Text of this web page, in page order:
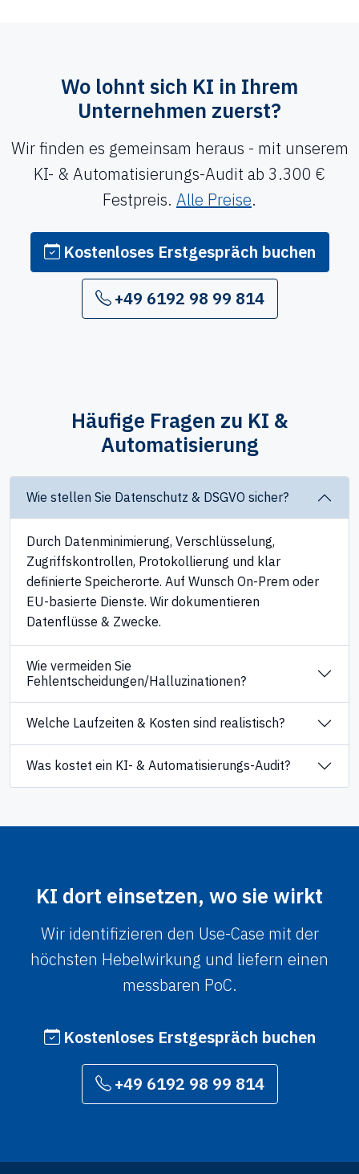
Wo lohnt sich KI in Ihrem
Unternehmen zuerst?
Wir finden es gemeinsam heraus - mit unserem
KI- & Automatisierungs-Audit ab 3.300 €
Festpreis. Alle Preise.
Kostenloses Erstgespräch buchen
+49 6192 98 99 814
Häufige Fragen zu KI &
Automatisierung
Wie stellen Sie Datenschutz & DSGVO sicher?
Durch Datenminimierung, Verschlüsselung,
Zugriffskontrollen, Protokollierung und klar
definierte Speicherorte. Auf Wunsch On-Prem oder
EU-basierte Dienste. Wir dokumentieren
Datenflüsse & Zwecke.
Wie vermeiden Sie
Fehlentscheidungen/Halluzinationen?
Welche Laufzeiten & Kosten sind realistisch?
Was kostet ein KI- & Automatisierungs-Audit?
KI dort einsetzen, wo sie wirkt
Wir identifizieren den Use-Case mit der
höchsten Hebelwirkung und liefern einen
messbaren PoC.
Kostenloses Erstgespräch buchen
+49 6192 98 99 814